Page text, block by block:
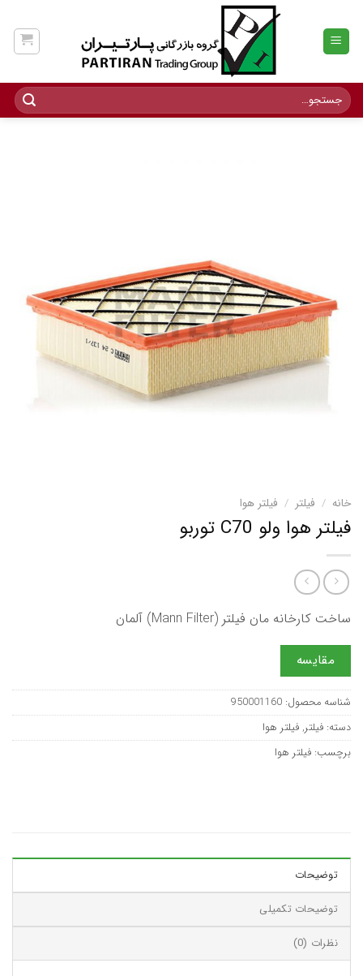
content
جستجو
برای:
خانه / فیلتر / فیلتر هوا
فیلتر هوا ولو C70 توربو
ساخت کارخانه مان فیلتر (Mann Filter) آلمان
مقایسه
شناسه محصول: 950001160
دسته: فیلتر, فیلتر هوا
برچسب: فیلتر هوا
توضیحات
توضیحات تکمیلی
نظرات (0)